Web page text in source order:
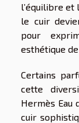
l’équilibre et
le cuir
pour
esthétique
Certains
cette
Hermès Eau
cuir